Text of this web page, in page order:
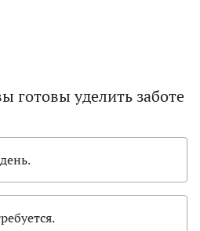
готовы уделить заботе